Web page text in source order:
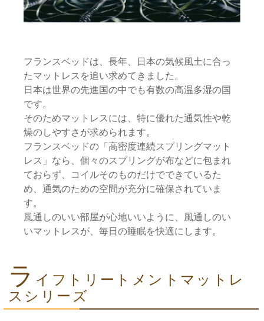
フランスベッドは、長年、日本の気候風土に合っ
たマットレスを追い求めてきました。
日本は世界の先進国の中でも有数の高温多湿の国
です。
そのためマットレスには、特に優れた通気性や乾
燥のしやすさが求められます。
フランスベッドの「高密度連続スプリングマット
レス」なら、個々のスプリングが布などに包まれ
ておらず、コイルそのものだけでできているた
め、通気のための空間が充分に確保されていま
す。
風通しのいい部屋が心地いいように、風通しのい
いマットレスが、毎日の睡眠を快適にします。
ラ イフトリートメントマットレ
スシリーズ